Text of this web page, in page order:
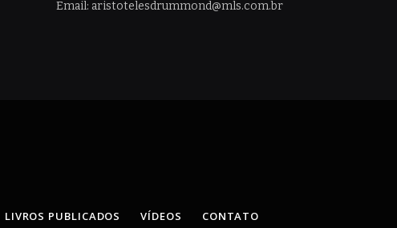
Email: aristotelesdrummond@mls.com.br
LIVROS PUBLICADOS VÍDEOS CONTATO